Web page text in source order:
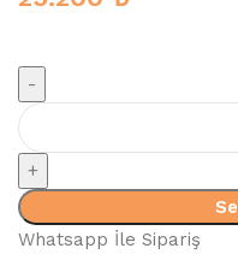
Meşe
Siyah
Sehpa
adet
Whatsapp İle Sipariş